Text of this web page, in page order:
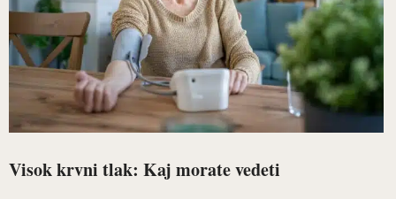
Visok krvni tlak: Kaj morate vedeti